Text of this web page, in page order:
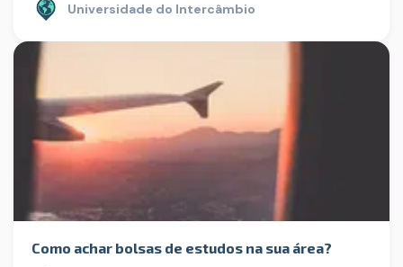
Universidade do Intercâmbio
Como achar bolsas de estudos na sua área?